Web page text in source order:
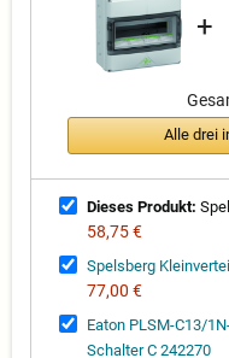
+
Alle drei
Dieses Produkt:
58,75 €
Spelsberg
77,00 €
Eaton PLSM-C13/
Schalter C 242270